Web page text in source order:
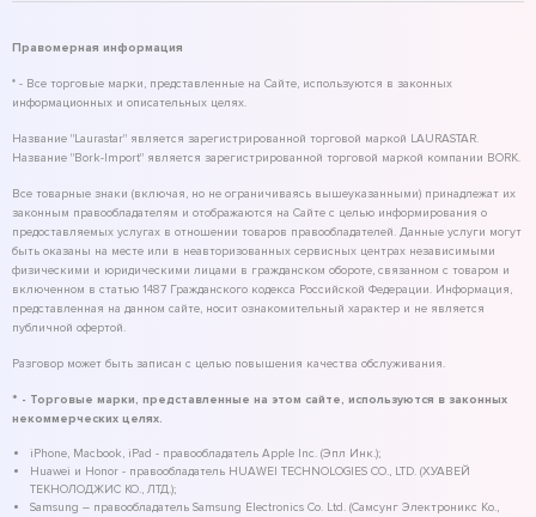
Правомерная информация
* - Все торговые марки, представленные на Сайте, используются в законных
информационных и описательных целях.
Название "Laurastar" является зарегистрированной торговой маркой LAURASTAR.
Название "Bork-Import" является зарегистрированной торговой маркой компании BORK.
Все товарные знаки (включая, но не ограничиваясь вышеуказанными) принадлежат их
законным правообладателям и отображаются на Сайте с целью информирования о
предоставляемых услугах в отношении товаров правообладателей. Данные услуги могут
быть оказаны на месте или в неавторизованных сервисных центрах независимыми
физическими и юридическими лицами в гражданском обороте, связанном с товаром и
включенном в статью 1487 Гражданского кодекса Российской Федерации. Информация,
представленная на данном сайте, носит ознакомительный характер и не является
публичной офертой.
Разговор может быть записан с целью повышения качества обслуживания.
* - Торговые марки, представленные на этом сайте, используются в законных
некоммерческих целях.
iPhone, Macbook, iPad - правообладатель Apple Inc. (Эпл Инк.);
Huawei и Honor - правообладатель HUAWEI TECHNOLOGIES CO., LTD. (ХУАВЕЙ
ТЕКНОЛОДЖИС КО., ЛТД.);
Samsung – правообладатель Samsung Electronics Co. Ltd. (Самсунг Электроникс Ко.,